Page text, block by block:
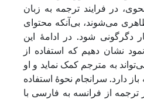
در فرایند ترجمه به زبان
می‌شوند، بی‌آنکه محتوای
دگرگونی شود. در ادامۀ این
نشان دهیم که استفاده از
به مترجم کمک نماید و او
دارد. سرانجام نحوۀ استفاده
از فرانسه به فارسی با